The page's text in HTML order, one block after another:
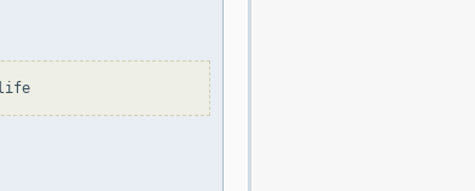
Error: No se ha encontrado el servidor Whois apropiado para el dominio sexdoll.life